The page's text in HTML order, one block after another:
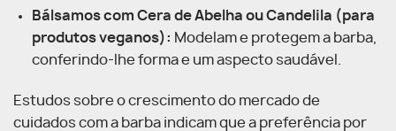
Bálsamos com Cera de Abelha ou Candelila (para
produtos veganos): Modelam e protegem a barba,
conferindo-lhe forma e um aspecto saudável.
Estudos sobre o crescimento do mercado de
cuidados com a barba indicam que a preferência por